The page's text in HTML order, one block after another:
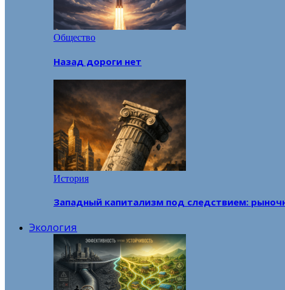
Общество
Назад дороги нет
История
Западный капитализм под следствием:
Экология